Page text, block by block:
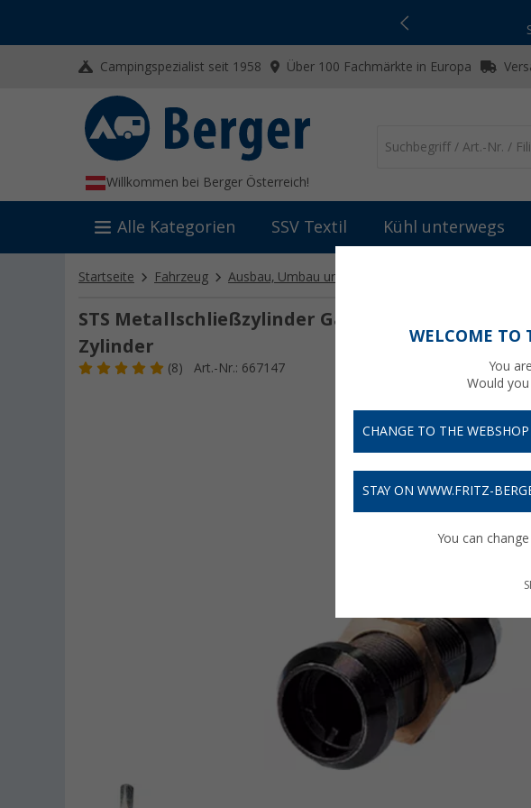
Campingspezialist seit 1958 Über 100 Fachmärkte in Europa
Willkommen bei Berger Österreich!
Alle Kategorien SSV Textil Kühl unterwegs
Startseite Fahrzeug Ausbau, Umbau und Innenausbau Scharniere,
STS Metallschließzylinder Gaskasten für
Zylinder
(8) Art.-Nr.: 667147
WELCOME TO
You
Would
CHANGE TO THE
STAY ON WWW.FRITZ-
You can